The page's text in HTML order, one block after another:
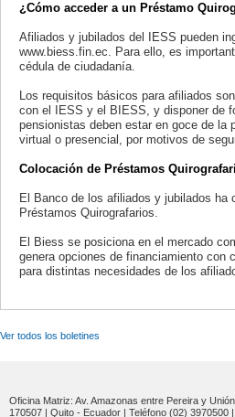
¿Cómo acceder a un Préstamo
Afiliados y jubilados del IESS pueden
www.biess.fin.ec. Para ello, es
cédula de ciudadanía.
Los requisitos básicos para afiliados
con el IESS y el BIESS, y disponer de
pensionistas deben estar en goce de la
virtual o presencial, por motivos de
Colocación de Préstamos
El Banco de los afiliados y jubilados ha
Préstamos Quirografarios.
El Biess se posiciona en el mercado
genera opciones de financiamiento con
para distintas necesidades de los
Ver todos los boletines
Oficina Matriz: Av. Amazonas entre Pereira y
170507 | Quito - Ecuador | Teléfono (02) 3970500 |